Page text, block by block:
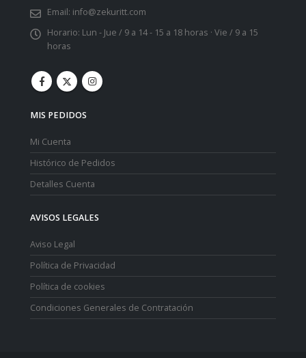
Email: info@zekuritt.com
Horario: Lun - Jue / 9 a 14 - 15 a 18 horas · Vie / 9 a 15
horas
MIS PEDIDOS
Mi Cuenta
Histórico de Pedidos
Detalles Cuenta
AVISOS LEGALES
Aviso Legal
Política de Privacidad
Política de cookies
Condiciones Generales de Contratación